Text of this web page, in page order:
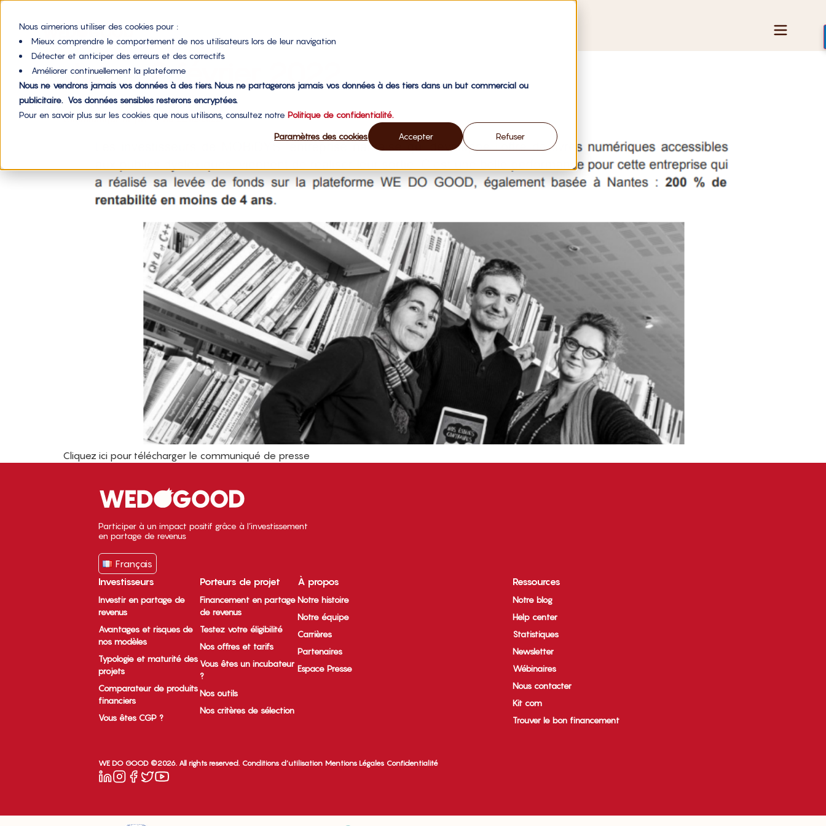
Nous aimerions utiliser des cookies pour :
Mieux comprendre le comportement de nos utilisateurs lors de leur navigation
Détecter et anticiper des erreurs et des correctifs
Améliorer continuellement la plateforme
Nous ne vendrons jamais vos données à des tiers. Nous ne partagerons jamais vos données à des tiers dans un but commercial ou
publicitaire. Vos données sensibles resterons encryptées.
Pour en savoir plus sur les cookies que nous utilisons, consultez notre Politique de confidentialité.
Paramètres des cookies Accepter Refuser
Jour :2 février 2022
Communiqué de presse du 22/02/2022
Cliquez ici pour télécharger le communiqué de presse
Participer à un impact positif grâce à l’investissement
en partage de revenus
Français
Investisseurs
Investir en partage de
revenus
Avantages et risques de
nos modèles
Typologie et maturité des
projets
Comparateur de produits
financiers
Vous êtes CGP ?
Porteurs de projet
Financement en partage
de revenus
Testez votre éligibilité
Nos offres et tarifs
Vous êtes un incubateur
?
Nos outils
Nos critères de sélection
À propos
Notre histoire
Notre équipe
Carrières
Partenaires
Espace Presse
Ressources
Notre blog
Help center
Statistiques
Newsletter
Wébinaires
Nous contacter
Kit com
Trouver le bon financement
WE DO GOOD ©2026. All rights reserved. Conditions d’utilisation Mentions Légales Confidentialité